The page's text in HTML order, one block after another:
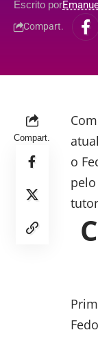
Escrito por
Compart.
Compart.
o